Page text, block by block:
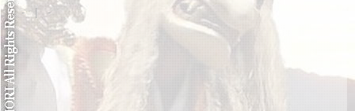
- | -